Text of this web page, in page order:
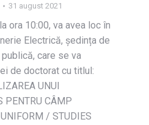
31 august 2021
ora 10:00, va avea loc în
Electrică, ședința de
care se va
de doctorat cu titlul:
UNUI
PENTRU CÂMP
/ STUDIES